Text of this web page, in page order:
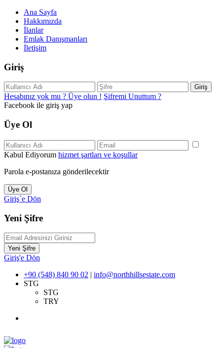
Ana Sayfa
Hakkımızda
İlanlar
Emlak Danışmanları
İletişim
Giriş
Giriş
Hesabınız yok mu ? Üye olun ! Şifremi Unuttum ?
Facebook ile giriş yap
Üye Ol
Kabul Ediyorum hizmet şartları ve koşullar
Parola e-postanıza gönderilecektir
Üye Ol
Giriş`e Dön
Yeni Şifre
Yeni Şifre
Giriş'e Dön
+90 (548) 840 90 02 | info@northhillsestate.com
STG
STG
TRY